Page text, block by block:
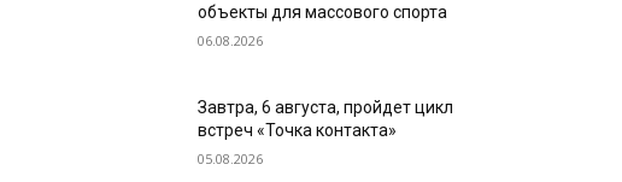
объекты для массового спорта
06.08.2026
Завтра, 6 августа, пройдет цикл
встреч «Точка контакта»
05.08.2026